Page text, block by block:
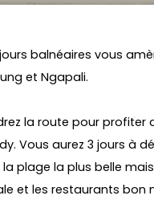
balnéaires vous
et Ngapali.
la route pour
Vous aurez 3 jours à
la plage la plus belle
et les restaurants bon